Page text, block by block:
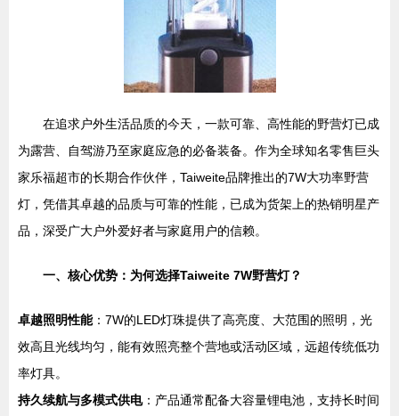
在追求户外生活品质的今天，一款可靠、高性能的野营灯已成
为露营、自驾游乃至家庭应急的必备装备。作为全球知名零售巨头
家乐福超市的长期合作伙伴，Taiweite品牌推出的7W大功率野营
灯，凭借其卓越的品质与可靠的性能，已成为货架上的热销明星产
品，深受广大户外爱好者与家庭用户的信赖。
一、核心优势：为何选择Taiweite 7W野营灯？
卓越照明性能：7W的LED灯珠提供了高亮度、大范围的照明，光
效高且光线均匀，能有效照亮整个营地或活动区域，远超传统低功
率灯具。
持久续航与多模式供电：产品通常配备大容量锂电池，支持长时间